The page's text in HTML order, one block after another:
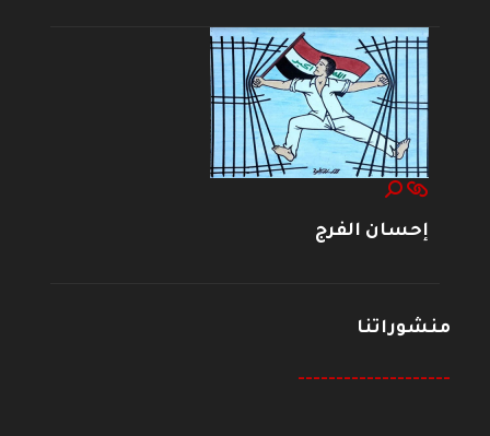
إحسان الفرج
منشوراتنا
--------------------